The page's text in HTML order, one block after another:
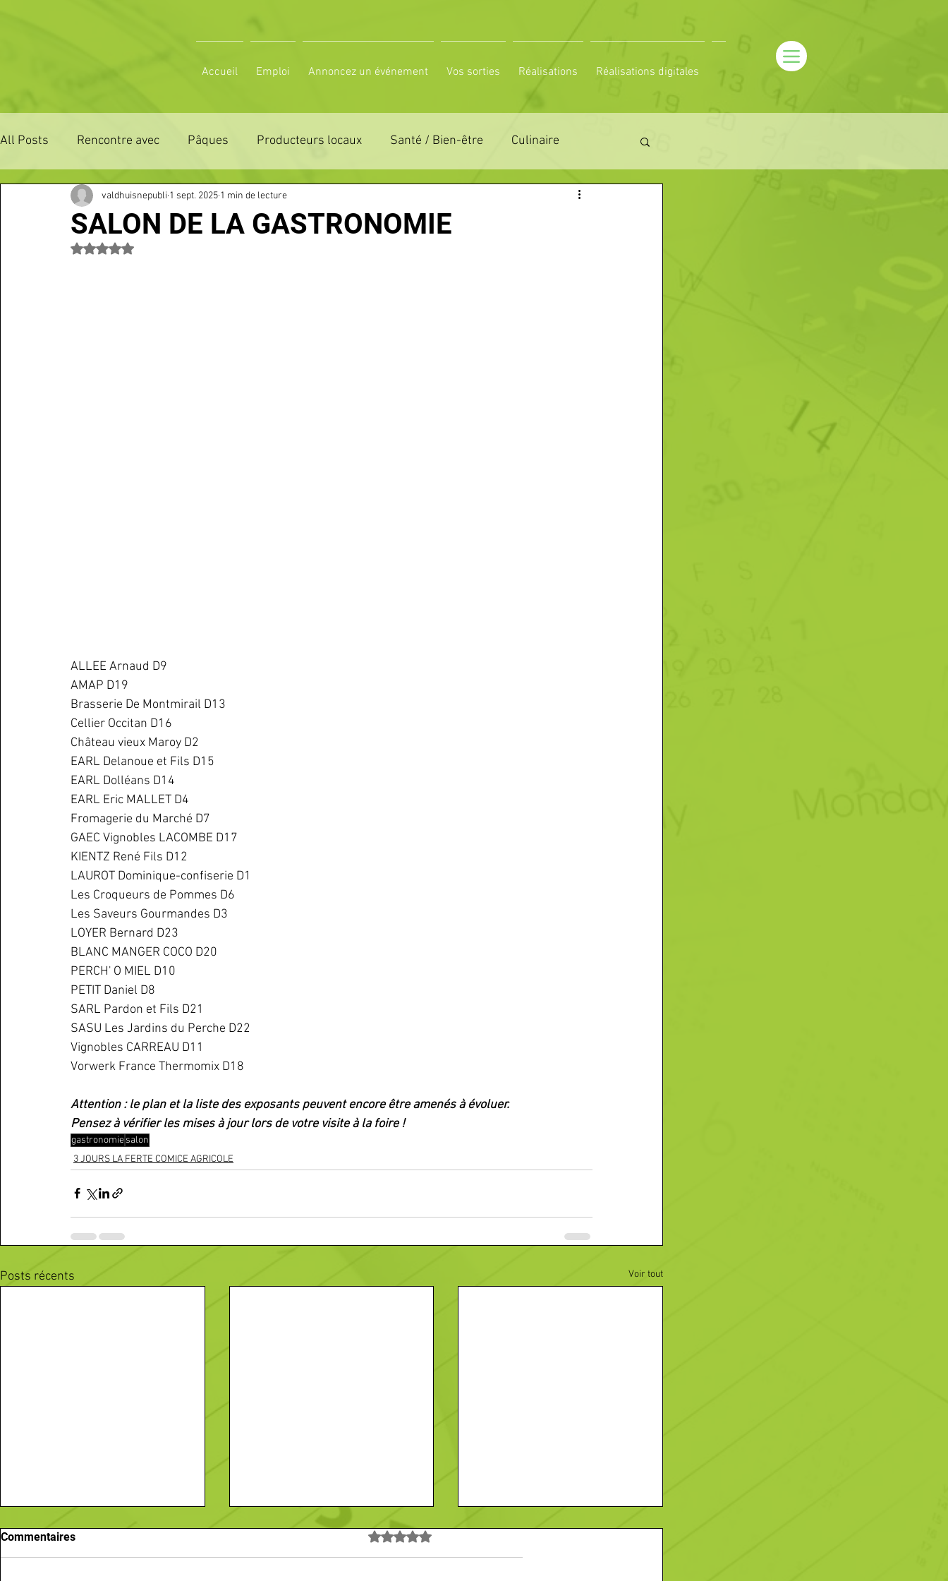
Accueil Emploi Annoncez un événement Vos sorties Réalisations Réalisations digitales
All Posts Rencontre avec Pâques Producteurs locaux Santé / Bien-être Culinaire
ZONE DE DISTRIBUTION 28 ZONE DE DISTRIBUTION 61
3 JOURS LA FERTE COMICE AGRICOLE
SALON DE LA GASTRONOMIE
valdhuisnepubli 1 sept. 2025 1 min de lecture
Noté NaN étoiles sur 5.
ALLEE Arnaud D9
AMAP D19
Brasserie De Montmirail D13
Cellier Occitan D16
Château vieux Maroy D2
EARL Delanoue et Fils D15
EARL Dolléans D14
EARL Eric MALLET D4
Fromagerie du Marché D7
GAEC Vignobles LACOMBE D17
KIENTZ René Fils D12
LAUROT Dominique-confiserie D1
Les Croqueurs de Pommes D6
Les Saveurs Gourmandes D3
LOYER Bernard D23
BLANC MANGER COCO D20
PERCH' O MIEL D10
PETIT Daniel D8
SARL Pardon et Fils D21
SASU Les Jardins du Perche D22
Vignobles CARREAU D11
Vorwerk France Thermomix D18
Attention : le plan et la liste des exposants peuvent encore être amenés à évoluer.
Pensez à vérifier les mises à jour lors de votre visite à la foire !
gastronomiesalon
3 JOURS LA FERTE COMICE AGRICOLE
Posts récents Voir tout
Commentaires Noté 0 étoile sur 5.